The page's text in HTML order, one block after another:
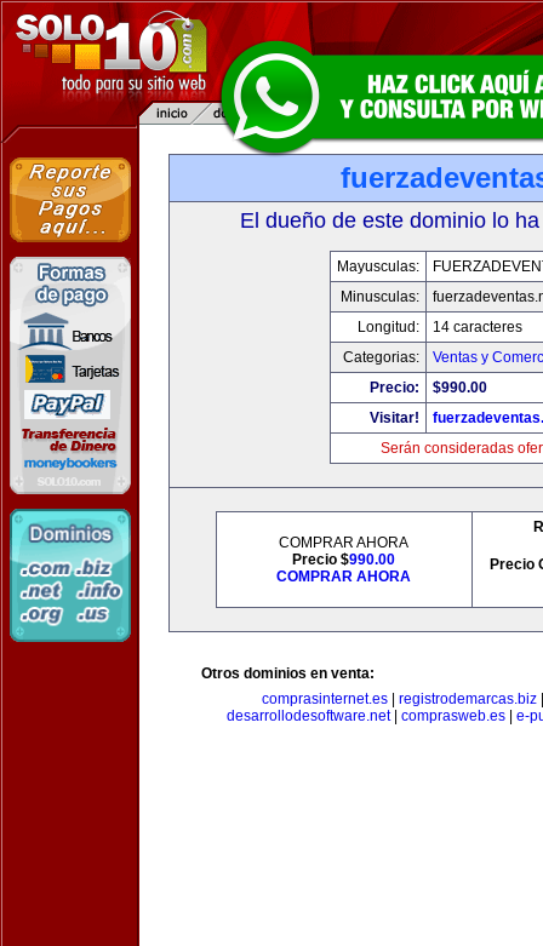
El dueño de este dominio lo
Mayusculas:
Minusculas:
Longitud:
14 caracteres
Categorias:
Ventas y
Precio:
$990.00
Visitar!
Serán consideradas
COMPRAR AHORA
Precio $990.00
COMPRAR AHORA
Precio
Otros dominios en venta:
comprasinternet.es
registrodemarcas.biz
desarrollodesoftware.net| comprasweb.es| e-